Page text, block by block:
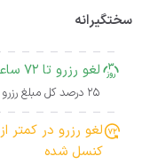
سختگیرانه
لغو رزرو تا 72 ساعت مانده به زمان ورود روز کنسل شده
25 درصد کل مبلغ رزرو
کنسل شده